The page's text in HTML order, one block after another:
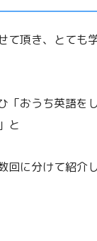
て頂き、とても
「おうち英語を
と
回に分けて紹介